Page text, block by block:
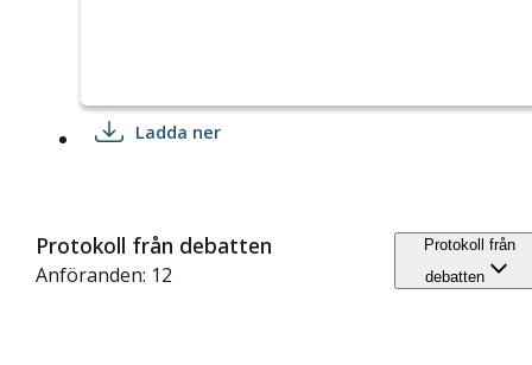
Ladda ner
Protokoll från debatten
Anföranden: 12
Protokoll från
debatten